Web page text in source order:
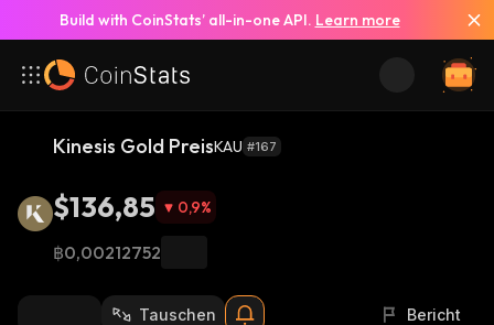
Build with CoinStats’ all-in-one API. Learn more
Kinesis Gold PreisKAU #167
$136,85 0,9%
฿0,00212752
Tauschen Bericht